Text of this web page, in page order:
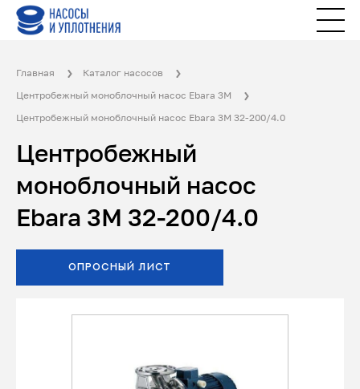
Главная
Каталог насосов
Центробежный моноблочный насос Ebara 3M
Центробежный моноблочный насос Ebara 3M 32-200/4.0
Центробежный
моноблочный насос
Ebara 3M 32-200/4.0
ОПРОСНЫЙ ЛИСТ